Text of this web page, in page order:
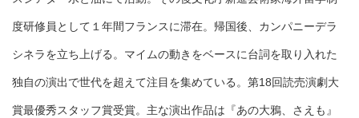
度研修員として１年間フランスに滞在。帰国後、カンパニーデラ
シネラを立ち上げる。マイムの動きをベースに台詞を取り入れた
独自の演出で世代を超えて注目を集めている。第18回読売演劇大
賞最優秀スタッフ賞受賞。主な演出作品は『あの大鴉、さえも』